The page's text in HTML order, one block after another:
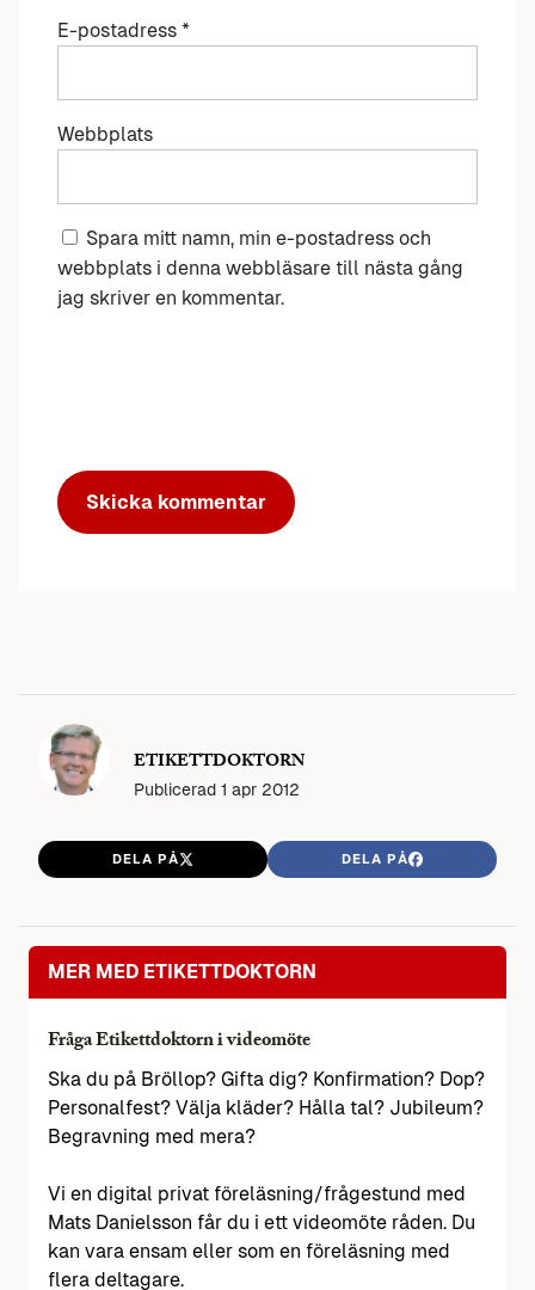
E-postadress *
Webbplats
Spara mitt namn, min e-postadress och
webbplats i denna webbläsare till nästa gång
jag skriver en kommentar.
ETIKETTDOKTORN
Publicerad 1 apr 2012
DELA PÅ DELA PÅ
MER MED ETIKETTDOKTORN
Fråga Etikettdoktorn i videomöte
Ska du på Bröllop? Gifta dig? Konfirmation? Dop?
Personalfest? Välja kläder? Hålla tal? Jubileum?
Begravning med mera?
Vi en digital privat föreläsning/frågestund med
Mats Danielsson får du i ett videomöte råden. Du
kan vara ensam eller som en föreläsning med
flera deltagare.